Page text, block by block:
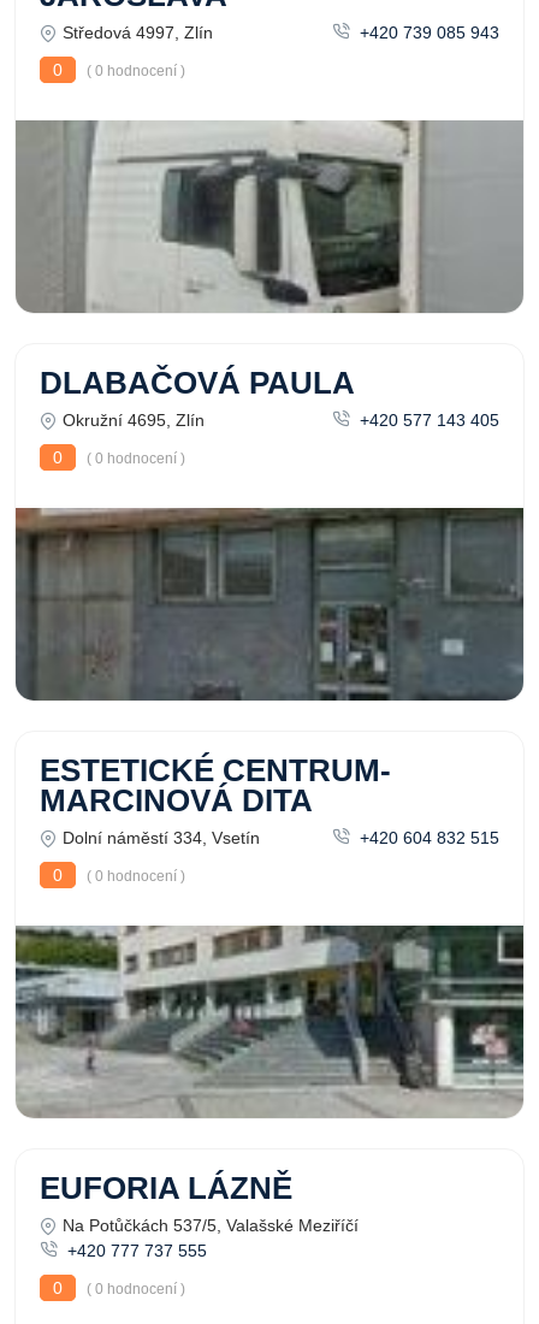
Středová 4997, Zlín
+420 739 085 943
0
( 0 hodnocení )
DLABAČOVÁ PAULA
Okružní 4695, Zlín
+420 577 143 405
0
( 0 hodnocení )
ESTETICKÉ CENTRUM-
MARCINOVÁ DITA
Dolní náměstí 334, Vsetín
+420 604 832 515
0
( 0 hodnocení )
EUFORIA LÁZNĚ
Na Potůčkách 537/5, Valašské Meziříčí
+420 777 737 555
0
( 0 hodnocení )